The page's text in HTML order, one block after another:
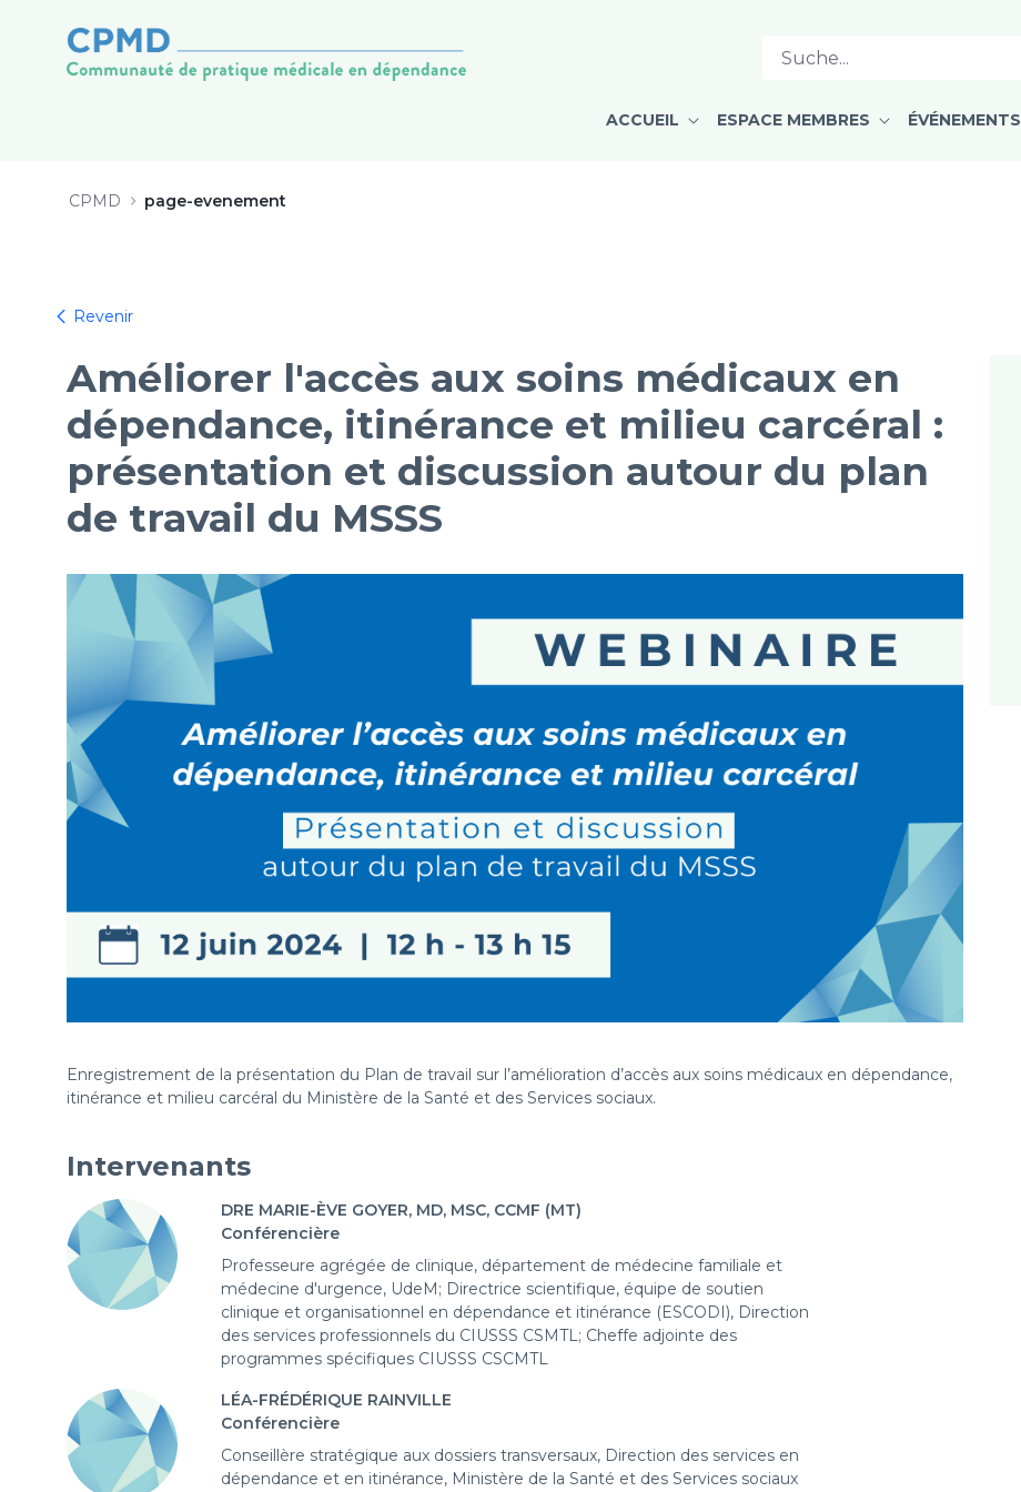
ACCUEIL ESPACE MEMBRES ÉVÉNEMENTS
CPMD page-evenement
Revenir
Améliorer l'accès aux soins médicaux en
dépendance, itinérance et milieu carcéral :
présentation et discussion autour du plan
de travail du MSSS
Enregistrement de la présentation du Plan de travail sur l’amélioration d’accès aux soins médicaux en dépendance,
itinérance et milieu carcéral du Ministère de la Santé et des Services sociaux.
Intervenants
DRE MARIE-ÈVE GOYER, MD, MSC, CCMF (MT)
Conférencière
Professeure agrégée de clinique, département de médecine familiale et
médecine d'urgence, UdeM; Directrice scientifique, équipe de soutien
clinique et organisationnel en dépendance et itinérance (ESCODI), Direction
des services professionnels du CIUSSS CSMTL; Cheffe adjointe des
programmes spécifiques CIUSSS CSCMTL
LÉA-FRÉDÉRIQUE RAINVILLE
Conférencière
Conseillère stratégique aux dossiers transversaux, Direction des services en
dépendance et en itinérance, Ministère de la Santé et des Services sociaux